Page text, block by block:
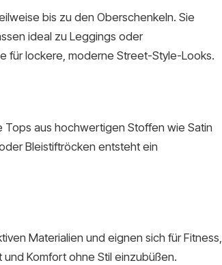
bis zu den Oberschenkeln. Sie
ideal zu Leggings oder
für lockere, moderne Street-Style-Looks.
Tops aus hochwertigen Stoffen wie Satin
Bleistiftröcken entsteht ein
Materialien und eignen sich für Fitness,
Komfort ohne Stil einzubüßen.